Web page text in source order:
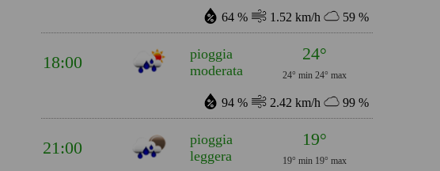
64 % 1.52 km/h 59 %
18:00
pioggia
moderata
24°
24° min 24° max
94 % 2.42 km/h 99 %
21:00
pioggia
leggera
19°
19° min 19° max